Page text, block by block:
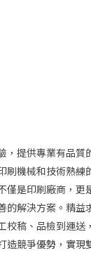
，提供專業有品質
刷機械和技術熟練
僅是印刷廠商，更
的解決方案。精益
校稿、品檢到運送
造競爭優勢，實現